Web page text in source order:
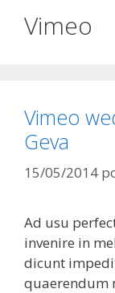
Vimeo
Vimeo
Geva
15/05/2014
Ad usu
invenire in
dicunt
quaerendum